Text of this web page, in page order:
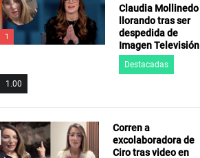
1
Claudia Mollinedo
llorando tras ser
despedida de
Imagen Televisión
Destacadas
1.00
Corren a
excolaboradora de
Ciro tras video en